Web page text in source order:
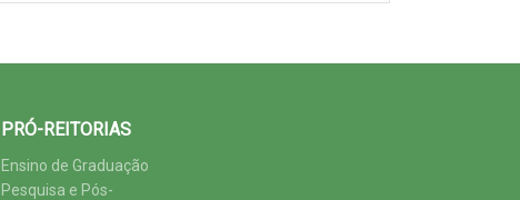
PRÓ-REITORIAS
Ensino de Graduação
Pesquisa e Pós-